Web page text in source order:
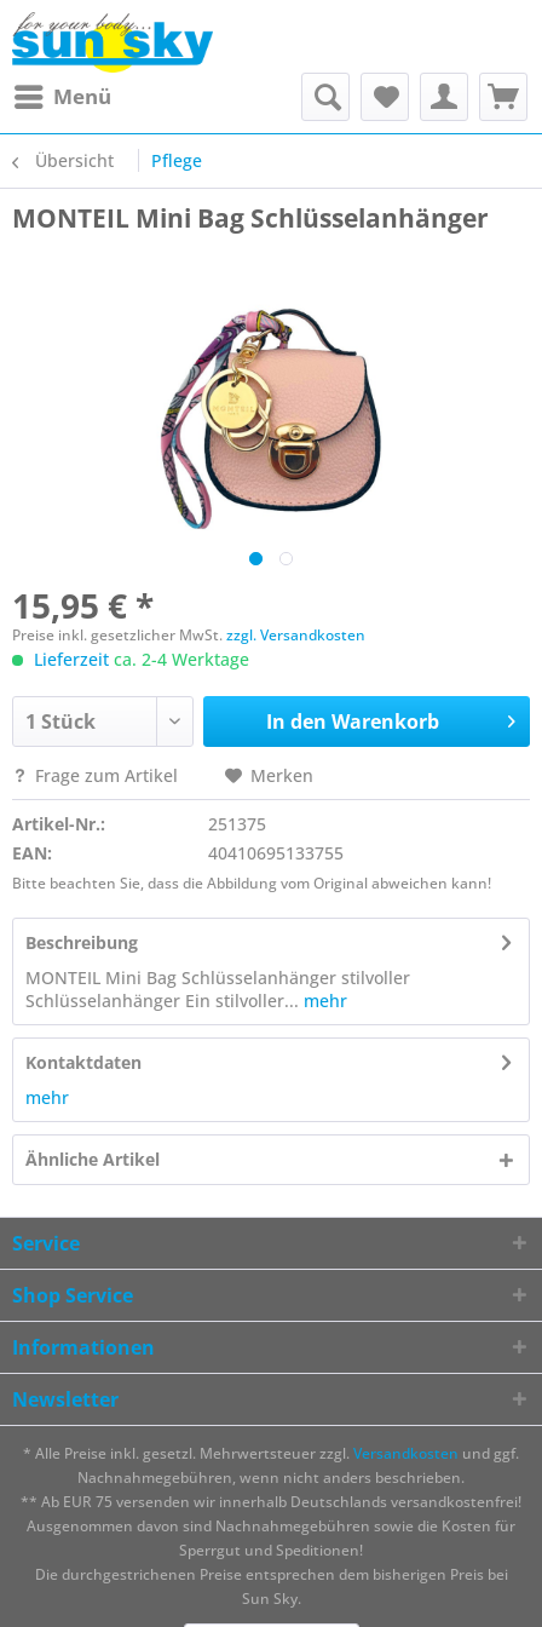
Menü
Übersicht Pflege
MONTEIL Mini Bag Schlüsselanhänger
15,95 € *
Preise inkl. gesetzlicher MwSt.zzgl. Versandkosten
Lieferzeit ca. 2-4 Werktage
In den Warenkorb
Frage zum Artikel Merken
Artikel-Nr.:
251375
EAN:
40410695133755
Bitte beachten Sie, dass die Abbildung vom Original abweichen kann!
Beschreibung
MONTEIL Mini Bag Schlüsselanhänger stilvoller
Schlüsselanhänger Ein stilvoller... mehr
Kontaktdaten
mehr
Ähnliche Artikel
Service
Shop Service
Informationen
Newsletter
* Alle Preise inkl. gesetzl. Mehrwertsteuer zzgl. Versandkosten und ggf.
Nachnahmegebühren, wenn nicht anders beschrieben.
** Ab EUR 75 versenden wir innerhalb Deutschlands versandkostenfrei!
Ausgenommen davon sind Nachnahmegebühren sowie die Kosten für
Sperrgut und Speditionen!
Die durchgestrichenen Preise entsprechen dem bisherigen Preis bei
Sun Sky.